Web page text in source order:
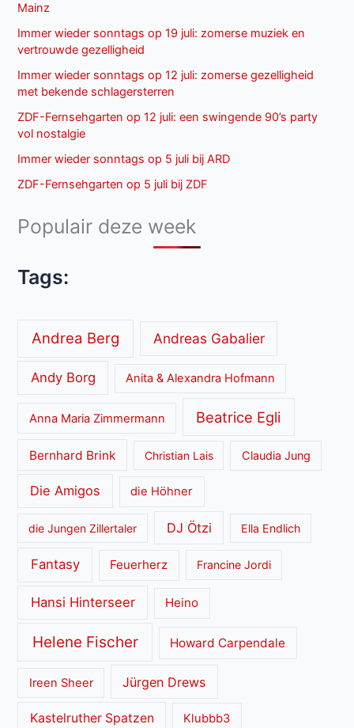
Mainz
Immer wieder sonntags op 19 juli: zomerse muziek en
vertrouwde gezelligheid
Immer wieder sonntags op 12 juli: zomerse gezelligheid
met bekende schlagersterren
ZDF-Fernsehgarten op 12 juli: een swingende 90’s party
vol nostalgie
Immer wieder sonntags op 5 juli bij ARD
ZDF-Fernsehgarten op 5 juli bij ZDF
Populair deze week
Tags:
Andrea Berg Andreas Gabalier
Andy Borg Anita & Alexandra Hofmann
Anna Maria Zimmermann Beatrice Egli
Bernhard Brink Christian Lais Claudia Jung
Die Amigos die Höhner
die Jungen Zillertaler DJ Ötzi Ella Endlich
Fantasy Feuerherz Francine Jordi
Hansi Hinterseer Heino
Helene Fischer Howard Carpendale
Ireen Sheer Jürgen Drews
Kastelruther Spatzen Klubbb3